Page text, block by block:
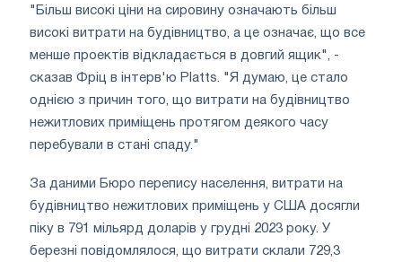
"Більш високі ціни на сировину означають більш
високі витрати на будівництво, а це означає, що все
менше проектів відкладається в довгий ящик", -
сказав Фріц в інтерв'ю Platts. "Я думаю, це стало
однією з причин того, що витрати на будівництво
нежитлових приміщень протягом деякого часу
перебували в стані спаду."
За даними Бюро перепису населення, витрати на
будівництво нежитлових приміщень у США досягли
піку в 791 мільярд доларів у грудні 2023 року. У
березні повідомлялося, що витрати склали 729,3